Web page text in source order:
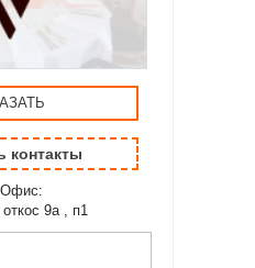
контакты
Офис:
9а , п1